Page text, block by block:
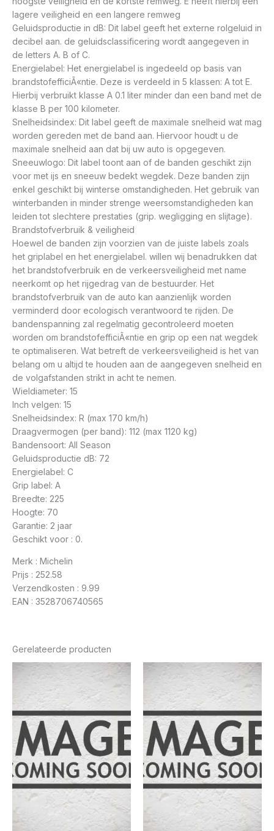
lagere veiligheid en een langere remweg
Geluidsproductie in dB: Dit label geeft het externe rolgeluid in
decibel aan. de geluidsclassificering wordt aangegeven in
de letters A. B of C.
Energielabel: Het energielabel is ingedeeld op basis van
brandstofefficiÃ«ntie. Deze is verdeeld in 5 klassen: A tot E.
Hierbij verbruikt klasse A 0.1 liter minder dan een band met de
klasse B per 100 kilometer.
Snelheidsindex: Dit label geeft de maximale snelheid wat mag
worden gereden met de band aan. Hiervoor houdt u de
maximale snelheid aan dat bij uw auto is opgegeven.
Sneeuwlogo: Dit label toont aan of de banden geschikt zijn
voor met ijs en sneeuw bedekt wegdek. Deze banden zijn
enkel geschikt bij winterse omstandigheden. Het gebruik van
winterbanden in minder strenge weersomstandigheden kan
leiden tot slechtere prestaties (grip. wegligging en slijtage).
Brandstofverbruik & veiligheid
Hoewel de banden zijn voorzien van de juiste labels zoals
het griplabel en het energielabel. willen wij benadrukken dat
het brandstofverbruik en de verkeersveiligheid met name
neerkomt op het rijgedrag van de bestuurder. Het
brandstofverbruik van de auto kan aanzienlijk worden
verminderd door ecologisch verantwoord te rijden. De
bandenspanning zal regelmatig gecontroleerd moeten
worden om brandstofefficiÃ«ntie en grip op een nat wegdek
te optimaliseren. Wat betreft de verkeersveiligheid is het van
belang om u altijd te houden aan de aangegeven snelheid en
de volgafstanden strikt in acht te nemen.
Wieldiameter: 15
Inch velgen: 15
Snelheidsindex: R (max 170 km/h)
Draagvermogen (per band): 112 (max 1120 kg)
Bandensoort: All Season
Geluidsproductie dB: 72
Energielabel: C
Grip label: A
Breedte: 225
Hoogte: 70
Garantie: 2 jaar
Geschikt voor : 0.
Merk : Michelin
Prijs : 252.58
Verzendkosten : 9.99
EAN : 3528706740565
Gerelateerde producten